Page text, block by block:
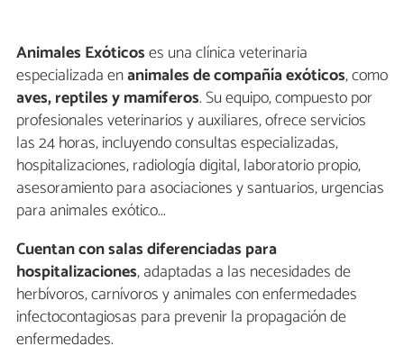
Animales Exóticoses una clínica veterinaria
especializada enanimales de compañía exóticos, como
aves, reptiles y mamíferos. Su equipo, compuesto por
profesionales veterinarios y auxiliares, ofrece servicios
las 24 horas, incluyendo consultas especializadas,
hospitalizaciones, radiología digital, laboratorio propio,
asesoramiento para asociaciones y santuarios, urgencias
para animales exótico...
Cuentan con salas diferenciadas para
hospitalizaciones, adaptadas a las necesidades de
herbívoros, carnívoros y animales con enfermedades
infectocontagiosas para prevenir la propagación de
enfermedades.